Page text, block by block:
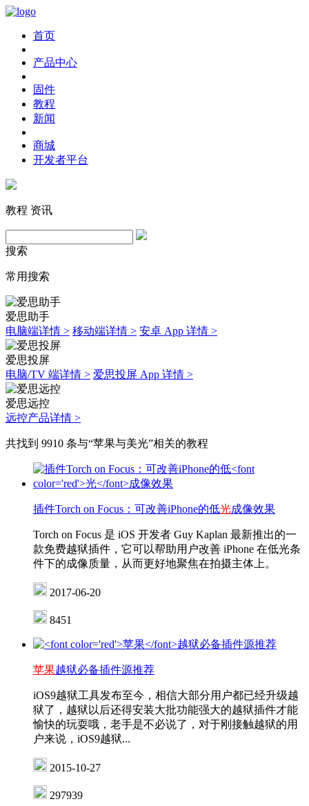
首页
产品中心
固件
教程
新闻
商城
开发者平台
教程 资讯
搜索
常用搜索
爱思助手
电脑端详情 > 移动端详情 > 安卓 App 详情 >
爱思投屏
电脑/TV 端详情 > 爱思投屏 App 详情 >
爱思远控
远控产品详情 >
共找到 9910 条与“苹果与美光”相关的教程
插件Torch on Focus：可改善iPhone的低光成像效果
Torch on Focus 是 iOS 开发者 Guy Kaplan 最新推出的一
款免费越狱插件，它可以帮助用户改善 iPhone 在低光条
件下的成像质量，从而更好地聚焦在拍摄主体上。
2017-06-20
8451
苹果越狱必备插件源推荐
iOS9越狱工具发布至今，相信大部分用户都已经升级越
狱了，越狱以后还得安装大批功能强大的越狱插件才能
愉快的玩耍哦，老手是不必说了，对于刚接触越狱的用
户来说，iOS9越狱...
2015-10-27
297939